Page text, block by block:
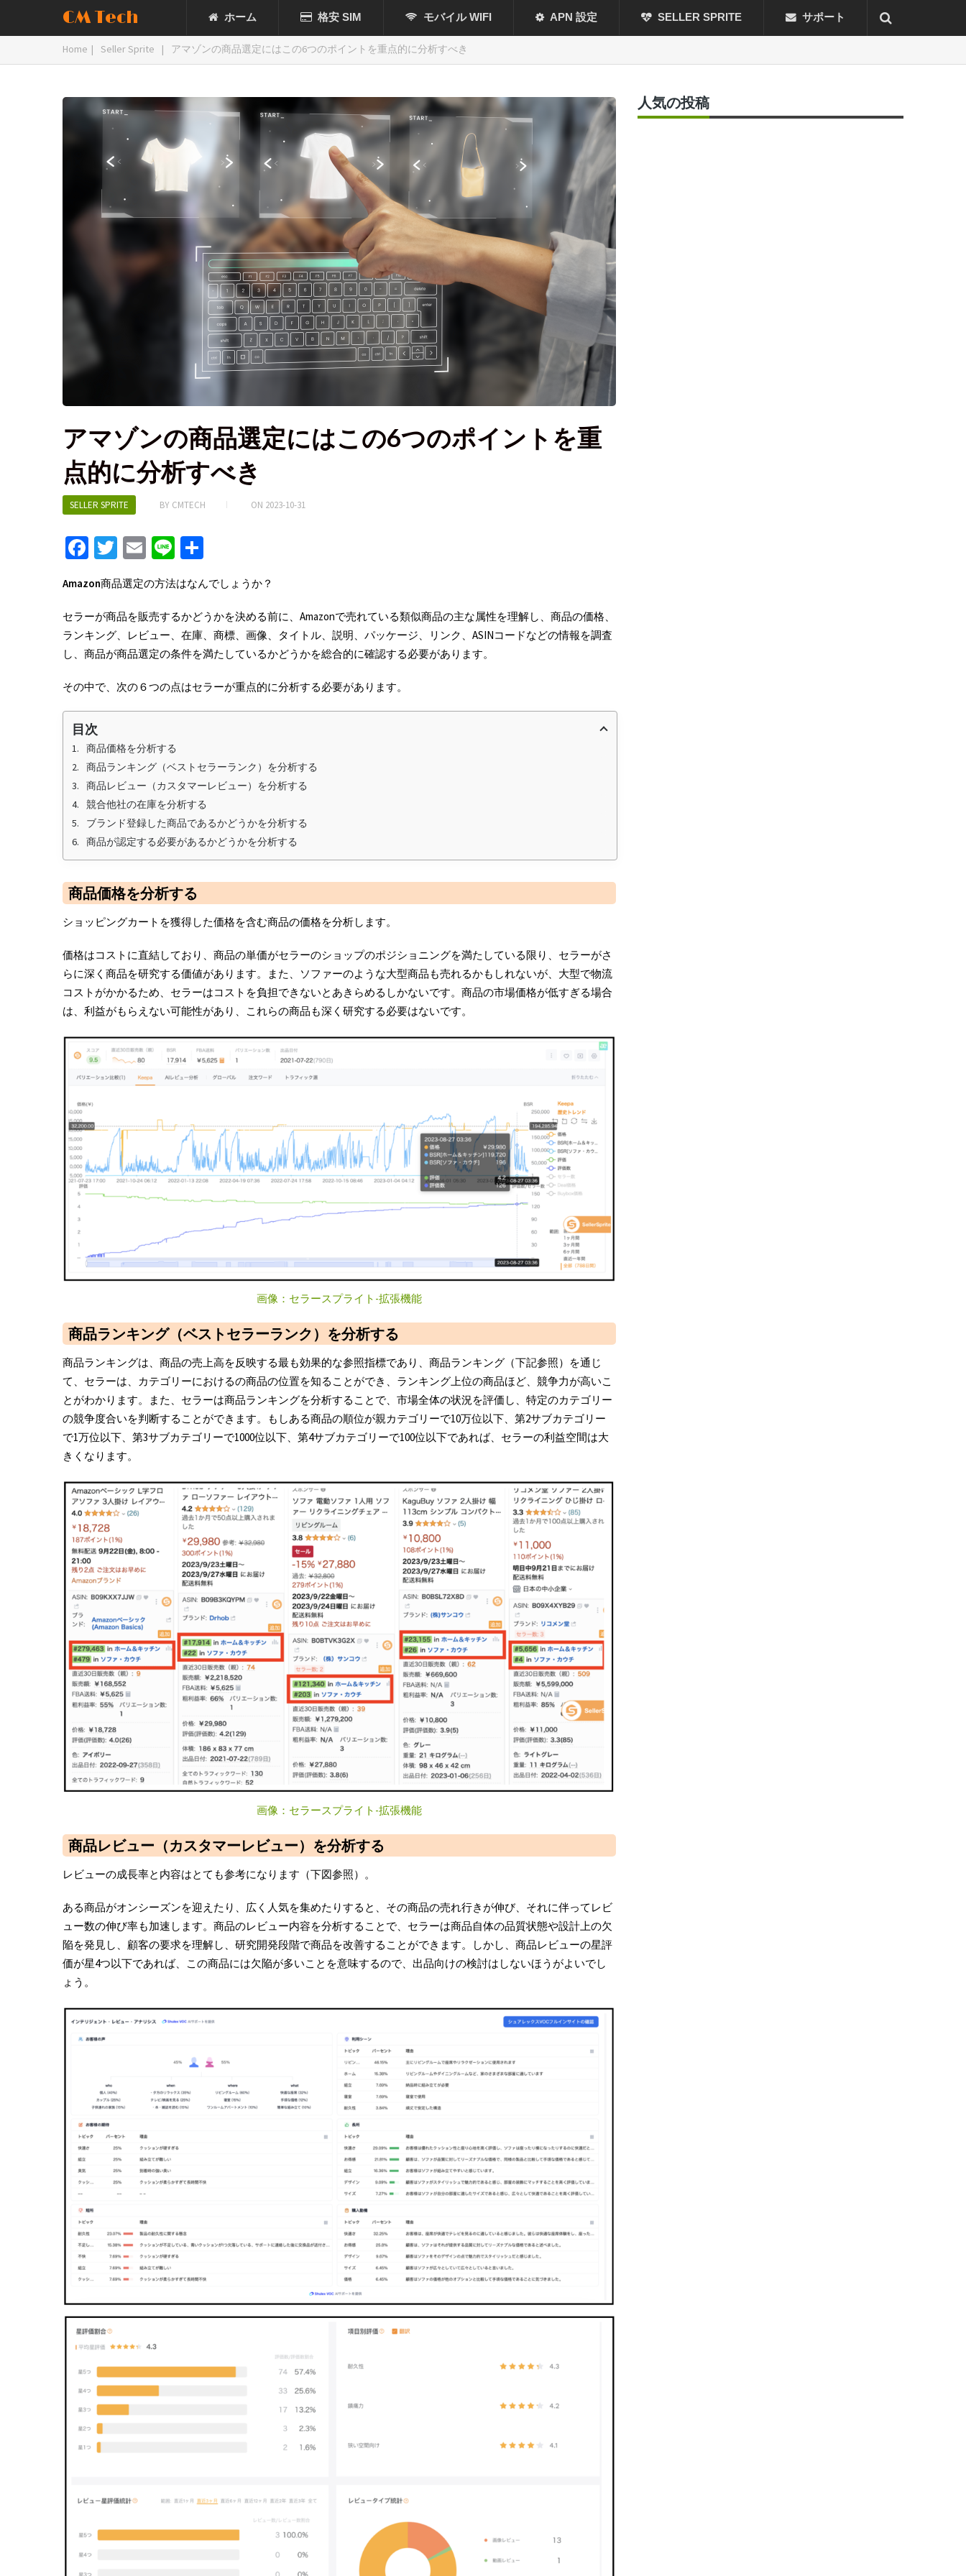
CM Tech ホーム 格安 SIM モバイル WIFI APN 設定 SELLER SPRITE サポート
Home | Seller Sprite | アマゾンの商品選定にはこの6つのポイントを重点的に分析すべき
アマゾンの商品選定にはこの6つのポイントを重
点的に分析すべき
SELLER SPRITE BY CMTECH ON 2023-10-31
Fa
ce
b
o
o
k
T
wi
tt
er
E
m
ai
l
Li
e ar
e
Amazon商品選定の方法はなんでしょうか？
セラーが商品を販売するかどうかを決める前に、Amazonで売れている類似商品の主な属性を理解し、商品の価格、
ランキング、レビュー、在庫、商標、画像、タイトル、説明、パッケージ、リンク、ASINコードなどの情報を調査
し、商品が商品選定の条件を満たしているかどうかを総合的に確認する必要があります。
その中で、次の６つの点はセラーが重点的に分析する必要があります。
目次
商品価格を分析する
商品ランキング（ベストセラーランク）を分析する
商品レビュー（カスタマーレビュー）を分析する
競合他社の在庫を分析する
ブランド登録した商品であるかどうかを分析する
商品が認定する必要があるかどうかを分析する
商品価格を分析する
ショッピングカートを獲得した価格を含む商品の価格を分析します。
価格はコストに直結しており、商品の単価がセラーのショップのポジショニングを満たしている限り、セラーがさ
らに深く商品を研究する価値があります。また、ソファーのような大型商品も売れるかもしれないが、大型で物流
コストがかかるため、セラーはコストを負担できないとあきらめるしかないです。商品の市場価格が低すぎる場合
は、利益がもらえない可能性があり、これらの商品も深く研究する必要はないです。
画像：セラースプライト-拡張機能
商品ランキング（ベストセラーランク）を分析する
商品ランキングは、商品の売上高を反映する最も効果的な参照指標であり、商品ランキング（下記参照）を通じ
て、セラーは、カテゴリーにおけるの商品の位置を知ることができ、ランキング上位の商品ほど、競争力が高いこ
とがわかります。また、セラーは商品ランキングを分析することで、市場全体の状況を評価し、特定のカテゴリー
の競争度合いを判断することができます。もしある商品の順位が親カテゴリーで10万位以下、第2サブカテゴリー
で1万位以下、第3サブカテゴリーで1000位以下、第4サブカテゴリーで100位以下であれば、セラーの利益空間は大
きくなります。
画像：セラースプライト-拡張機能
商品レビュー（カスタマーレビュー）を分析する
レビューの成長率と内容はとても参考になります（下図参照）。
ある商品がオンシーズンを迎えたり、広く人気を集めたりすると、その商品の売れ行きが伸び、それに伴ってレビ
ュー数の伸び率も加速します。商品のレビュー内容を分析することで、セラーは商品自体の品質状態や設計上の欠
陥を発見し、顧客の要求を理解し、研究開発段階で商品を改善することができます。しかし、商品レビューの星評
価が星4つ以下であれば、この商品には欠陥が多いことを意味するので、出品向けの検討はしないほうがよいでし
ょう。
人気の投稿